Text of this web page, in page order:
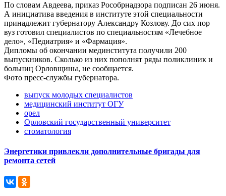
По словам Авдеева, приказ Рособрнадзора подписан 26 июня.
А инициатива введения в институте этой специальности
принадлежит губернатору Александру Козлову. До сих пор
вуз готовил специалистов по специальностям «Лечебное
дело», «Педиатрия» и «Фармация».
Дипломы об окончании мединститута получили 200
выпускников. Сколько из них пополнят ряды поликлиник и
больниц Орловщины, не сообщается.
Фото пресс-службы губернатора.
выпуск молодых специалистов
медицинский институт ОГУ
орел
Орловский государственный университет
стоматология
Энергетики привлекли дополнительные бригады для
ремонта сетей